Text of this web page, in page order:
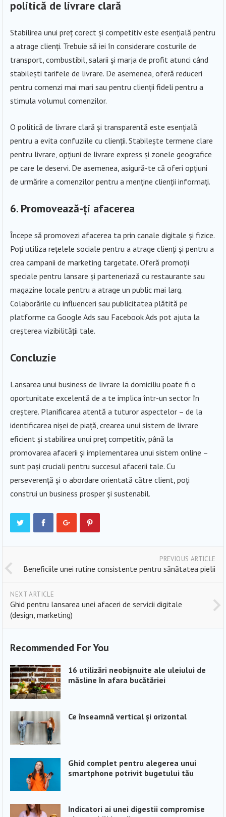
politică de livrare clară
Stabilirea unui preț corect și competitiv este esențială pentru
a atrage clienți. Trebuie să iei în considerare costurile de
transport, combustibil, salarii și marja de profit atunci când
stabilești tarifele de livrare. De asemenea, oferă reduceri
pentru comenzi mai mari sau pentru clienții fideli pentru a
stimula volumul comenzilor.
O politică de livrare clară și transparentă este esențială
pentru a evita confuziile cu clienții. Stabilește termene clare
pentru livrare, opțiuni de livrare express și zonele geografice
pe care le deservi. De asemenea, asigură-te că oferi opțiuni
de urmărire a comenzilor pentru a menține clienții informați.
6. Promovează-ți afacerea
Începe să promovezi afacerea ta prin canale digitale și fizice.
Poți utiliza rețelele sociale pentru a atrage clienți și pentru a
crea campanii de marketing targetate. Oferă promoții
speciale pentru lansare și parteneriază cu restaurante sau
magazine locale pentru a atrage un public mai larg.
Colaborările cu influenceri sau publicitatea plătită pe
platforme ca Google Ads sau Facebook Ads pot ajuta la
creșterea vizibilității tale.
Concluzie
Lansarea unui business de livrare la domiciliu poate fi o
oportunitate excelentă de a te implica într-un sector în
creștere. Planificarea atentă a tuturor aspectelor – de la
identificarea nișei de piață, crearea unui sistem de livrare
eficient și stabilirea unui preț competitiv, până la
promovarea afacerii și implementarea unui sistem online –
sunt pași cruciali pentru succesul afacerii tale. Cu
perseverență și o abordare orientată către client, poți
construi un business prosper și sustenabil.
PREVIOUS ARTICLE
Beneficiile unei rutine consistente pentru sănătatea pielii
NEXT ARTICLE
Ghid pentru lansarea unei afaceri de servicii digitale
(design, marketing)
Recommended For You
16 utilizări neobișnuite ale uleiului de
măsline în afara bucătăriei
Ce înseamnă vertical și orizontal
Ghid complet pentru alegerea unui
smartphone potrivit bugetului tău
Indicatori ai unei digestii compromise